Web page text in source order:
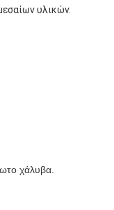
υλικών.
χάλυβα.